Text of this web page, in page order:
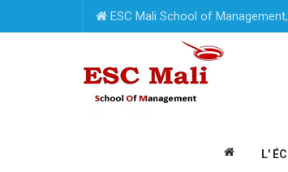
ESC Mali School of
L'